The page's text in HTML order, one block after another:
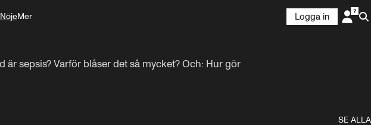
NöjeMer
Logga in
sepsis? Varför blåser det så mycket? Och: Hur gör
SE ALLA